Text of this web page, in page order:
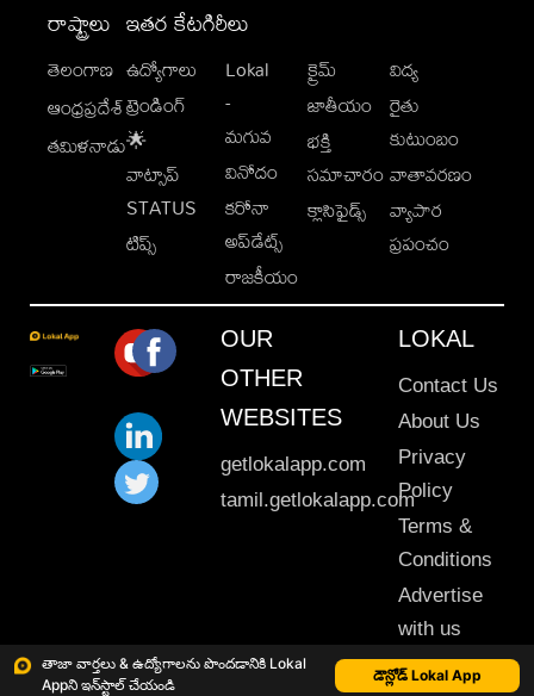
తాజా వార్తలు & ఉద్యోగాలను పొందడానికి Lokal
Appని ఇన్‌స్టాల్ చేయండి
డౌన్లోడ్ Lokal App
రాష్ట్రాలు
తెలంగాణ
ఆంధ్రప్రదేశ్
తమిళనాడు
ఇతర కేటగిరీలు
ఉద్యోగాలు
ట్రెండింగ్
🌟
వాట్సాప్
STATUS
టిప్స్
Lokal
-
మగువ
వినోదం
కరోనా
అప్‌డేట్స్
రాజకీయం
క్రైమ్
జాతీయం
భక్తి
సమాచారం
క్లాసిఫైడ్స్
విద్య
రైతు
కుటుంబం
వాతావరణం
వ్యాపార
ప్రపంచం
OUR
OTHER
WEBSITES
getlokalapp.com
tamil.getlokalapp.com
LOKAL
Contact Us
About Us
Privacy
Policy
Terms &
Conditions
Advertise
with us
Sitemap
This material may not be published, transmitted, rewritten or redistributed. © 2020 Lokal App. All rights reserved.